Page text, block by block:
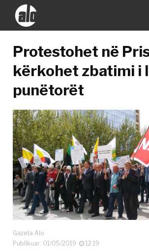
Protestohet në
kërkohet zbatimi i
punëtorët
Gazeta Alo
Publikuar: 01/05/2019
12:19